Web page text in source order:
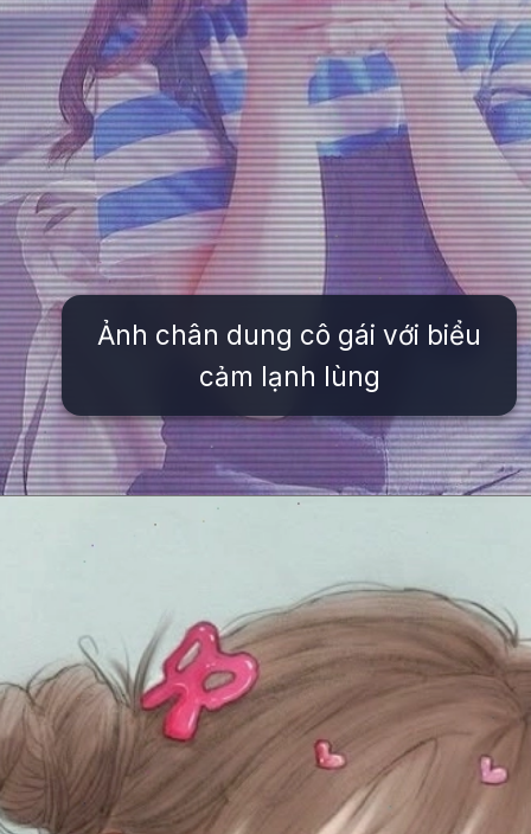
Ảnh chân dung cô gái với biểu
cảm lạnh lùng
https://issiloo.edu.vn/anh-avatar-nu-ngau